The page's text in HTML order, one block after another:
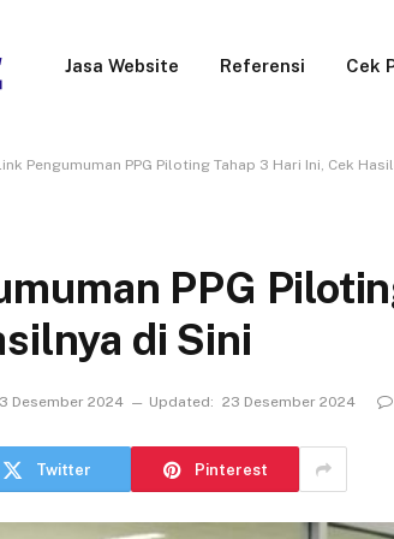
Jasa Website Referensi Cek
Pengumuman PPG Piloting Tahap 3 Hari Ini, Cek
PPG
di Sini
Desember 2024 Updated: 23 Desember 2024
Twitter Pinterest